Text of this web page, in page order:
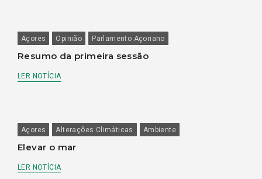
Açores Opinião Parlamento Açoriano
Resumo da primeira sessão
LER NOTÍCIA
Açores Alterações Climáticas Ambiente
Elevar o mar
LER NOTÍCIA